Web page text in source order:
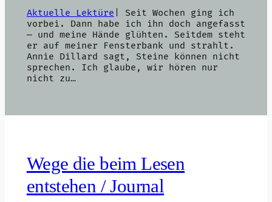
Aktuelle Lektüre | Seit Wochen ging ich
vorbei. Dann habe ich ihn doch angefasst
— und meine Hände glühten. Seitdem steht
er auf meiner Fensterbank und strahlt.
Annie Dillard sagt, Steine können nicht
sprechen. Ich glaube, wir hören nur
nicht zu…
Wege die beim Lesen
entstehen / Journal